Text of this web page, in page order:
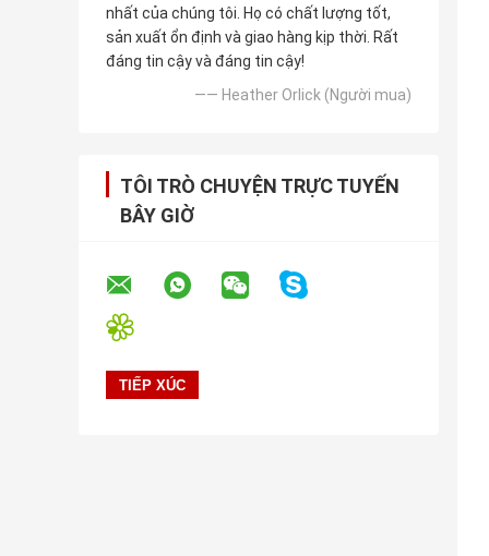
nhất của chúng tôi. Họ có chất lượng tốt,
sản xuất ổn định và giao hàng kịp thời. Rất
đáng tin cậy và đáng tin cậy!
—— Heather Orlick (Người mua)
TÔI TRÒ CHUYỆN TRỰC TUYẾN
BÂY GIỜ